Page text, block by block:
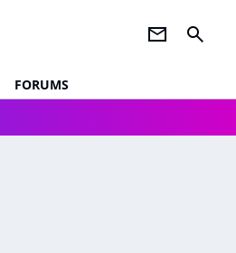
newsletter search
FORUMS